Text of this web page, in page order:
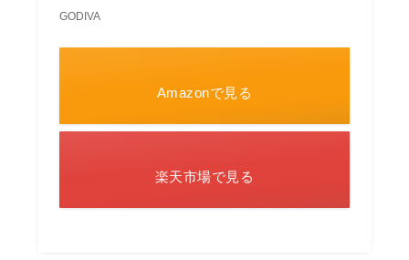
GODIVA
Amazonで見る
楽天市場で見る